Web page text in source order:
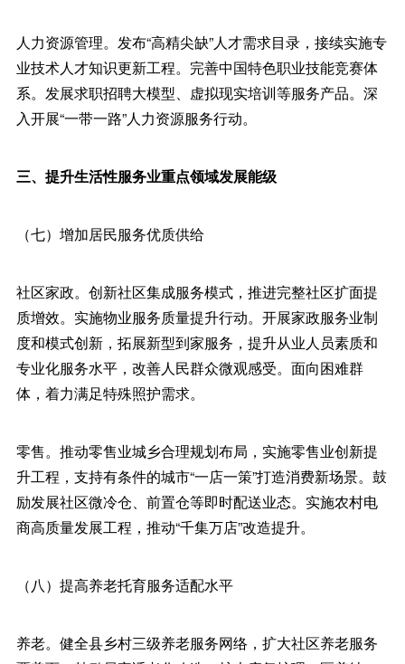
人力资源管理。发布“高精尖缺”人才需求目录，接续实施专
业技术人才知识更新工程。完善中国特色职业技能竞赛体
系。发展求职招聘大模型、虚拟现实培训等服务产品。深
入开展“一带一路”人力资源服务行动。
三、提升生活性服务业重点领域发展能级
（七）增加居民服务优质供给
社区家政。创新社区集成服务模式，推进完整社区扩面提
质增效。实施物业服务质量提升行动。开展家政服务业制
度和模式创新，拓展新型到家服务，提升从业人员素质和
专业化服务水平，改善人民群众微观感受。面向困难群
体，着力满足特殊照护需求。
零售。推动零售业城乡合理规划布局，实施零售业创新提
升工程，支持有条件的城市“一店一策”打造消费新场景。鼓
励发展社区微冷仓、前置仓等即时配送业态。实施农村电
商高质量发展工程，推动“千集万店”改造提升。
（八）提高养老托育服务适配水平
养老。健全县乡村三级养老服务网络，扩大社区养老服务